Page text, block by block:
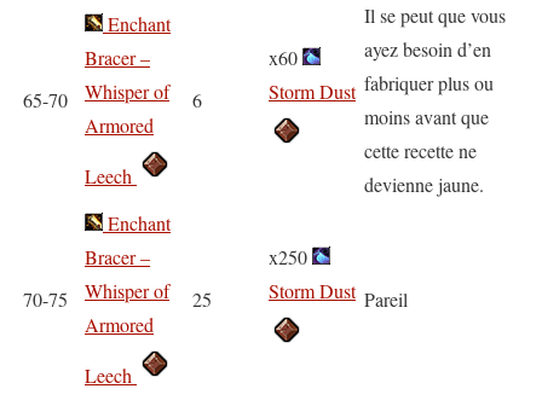
65-70
Enchant
Bracer –
Whisper of
Armored
Leech
6
x60
Storm Dust
Il se peut que vous
ayez besoin d’en
fabriquer plus ou
moins avant que
cette recette ne
devienne jaune.
70-75
Enchant
Bracer –
Whisper of
Armored
Leech
25
x250
Storm Dust Pareil